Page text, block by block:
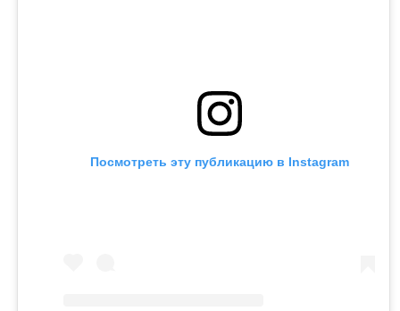
Посмотреть эту публикацию в Instagram